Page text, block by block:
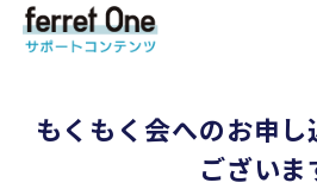
もくもく会へのお申
ございま